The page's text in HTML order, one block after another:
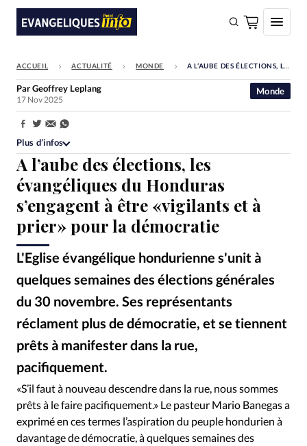
FAIRE UN DON
Faire un don
Eglises
Société
Monde
Bible
Toute l'actualité
Se connecter
Devise: CHF
RUBRIQUES
Toute l'actualité Bible Culture
Economie
Eglises
Histoire Laicité
Liberté religieuse
Mission
Monde
Société
ACCUEIL ACTUALITÉ MONDE A L’AUBE DES ÉLECTIONS, LES ÉVANGÉLIQUES DU HONDURAS S’ENGAGENT À ÊTRE «VIGILANTS ET À PRIER» POUR LA DÉMOCRATIE
A l’aube des élections, les
évangéliques du Honduras
s’engagent à être «vigilants et à
prier» pour la démocratie
L'Eglise évangélique hondurienne s'unit à
quelques semaines des élections générales
du 30 novembre. Ses représentants
réclament plus de démocratie, et se tiennent
prêts à manifester dans la rue,
pacifiquement.
Monde
ParGeoffrey Leplang
17 Nov 2025
Partager:
Plus d’infos
©Ministerio de la Presidencia. Gobierno de España / Wikimedia Commons : Palais présidentiel du Honduras
«S’il faut à nouveau descendre dans la rue, nous sommes
prêts à le faire pacifiquement.» Le pasteur Mario Banegas a
exprimé en ces termes l’aspiration du peuple hondurien à
davantage de démocratie, à quelques semaines des